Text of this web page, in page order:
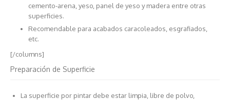
cemento-arena, yeso, panel de yeso y madera entre otras
superficies.
Recomendable para acabados caracoleados, esgrafiados,
etc.
[/columns]
Preparación de Superficie
La superficie por pintar debe estar limpia, libre de polvo,